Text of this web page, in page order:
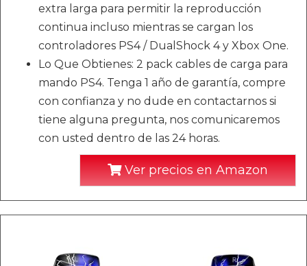
extra larga para permitir la reproducción
continua incluso mientras se cargan los
controladores PS4 / DualShock 4 y Xbox One.
Lo Que Obtienes: 2 pack cables de carga para
mando PS4. Tenga 1 año de garantía, compre
con confianza y no dude en contactarnos si
tiene alguna pregunta, nos comunicaremos
con usted dentro de las 24 horas.
Ver precios en Amazon